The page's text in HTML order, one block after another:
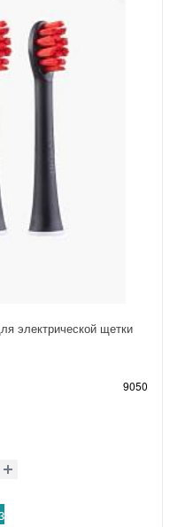
электрической щетки
9050